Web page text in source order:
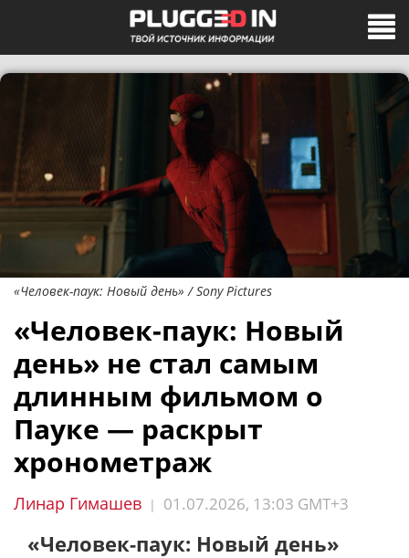
«Человек-паук: Новый день» / Sony Pictures
«Человек-паук: Новый
день» не стал самым
длинным фильмом о
Пауке — раскрыт
хронометраж
Линар Гимашев | 01.07.2026, 13:03 GMT+3
«Человек-паук: Новый день»